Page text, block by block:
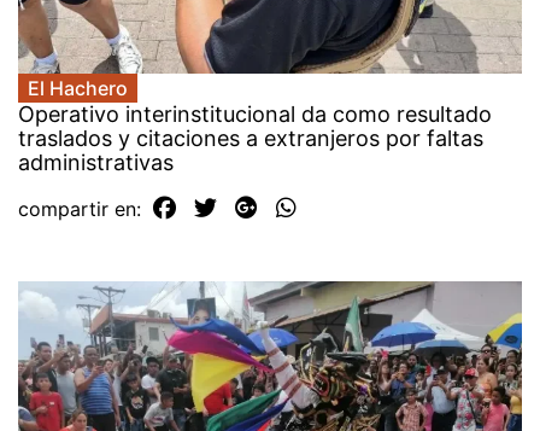
El Hachero
Operativo interinstitucional da como resultado
traslados y citaciones a extranjeros por faltas
administrativas
compartir en: